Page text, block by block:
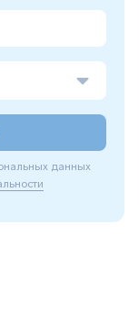
данных